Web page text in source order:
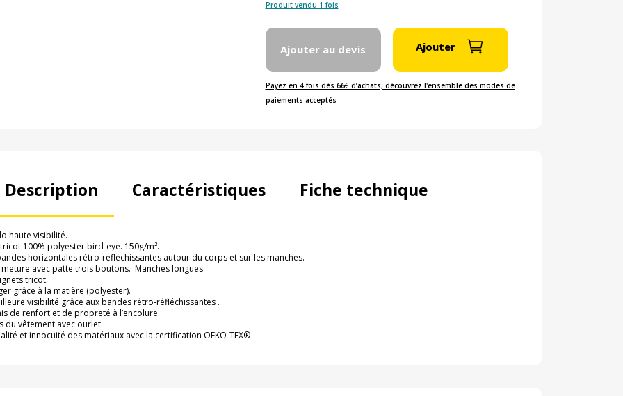
Produit vendu 1 fois
Ajouter au devis Ajouter
Payez en 4 fois dès 66€ d’achats; découvrez l'ensemble des modes de
paiements acceptés
Description Caractéristiques Fiche technique
haute visibilité.
100% polyester bird-eye. 150g/m².
horizontales rétro-réfléchissantes autour du corps et sur les manches.
avec patte trois boutons. Manches longues.
tricot.
grâce à la matière (polyester).
visibilité grâce aux bandes rétro-réfléchissantes .
de renfort et de propreté à l’encolure.
du vêtement avec ourlet.
et innocuité des matériaux avec la certification OEKO-TEX®